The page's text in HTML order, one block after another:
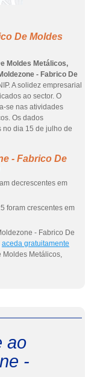
De Moldes
Moldes Metálicos,
- Fabrico De
A solidez empresarial
ao sector. O
se nas atividades
Os dados
no dia 15 de julho de
- Fabrico De
decrescentes em
foram crescentes em
- Fabrico De
aceda gratuitamente
Moldes Metálicos,
ao
-